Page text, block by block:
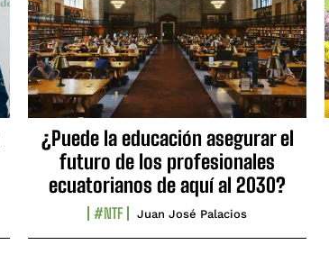
¿Puede la educación asegurar el
futuro de los profesionales
ecuatorianos de aquí al 2030?
#NTF Juan José Palacios